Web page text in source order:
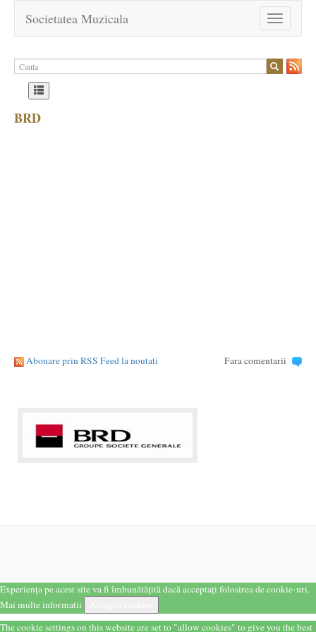
Toggle
navigation
Societatea Muzicala
BRD
Abonare prin RSS Feed la noutati Fara comentarii
Experiența pe acest site va fi îmbunătățită dacă acceptați folosirea de cookie-uri.
Mai multe informatii
The cookie settings on this website are set to "allow cookies" to give you the best